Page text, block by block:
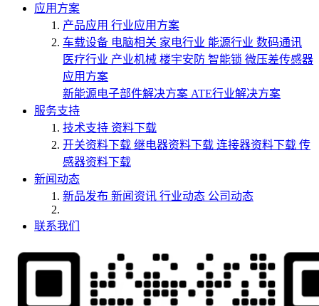
应用方案
产品应用 行业应用方案
车载设备 电脑相关 家电行业 能源行业 数码通讯
医疗行业 产业机械 楼宇安防 智能锁 微压差传感器
应用方案
新能源电子部件解决方案 ATE行业解决方案
服务支持
技术支持 资料下载
开关资料下载 继电器资料下载 连接器资料下载 传
感器资料下载
新闻动态
新品发布 新闻资讯 行业动态 公司动态
联系我们